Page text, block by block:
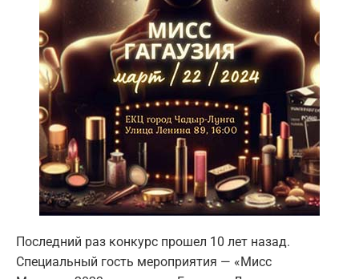
Последний раз конкурс прошел 10 лет назад.
Специальный гость мероприятия — «Мисс